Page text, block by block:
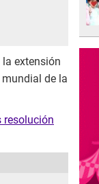
extensión
de la
resolución